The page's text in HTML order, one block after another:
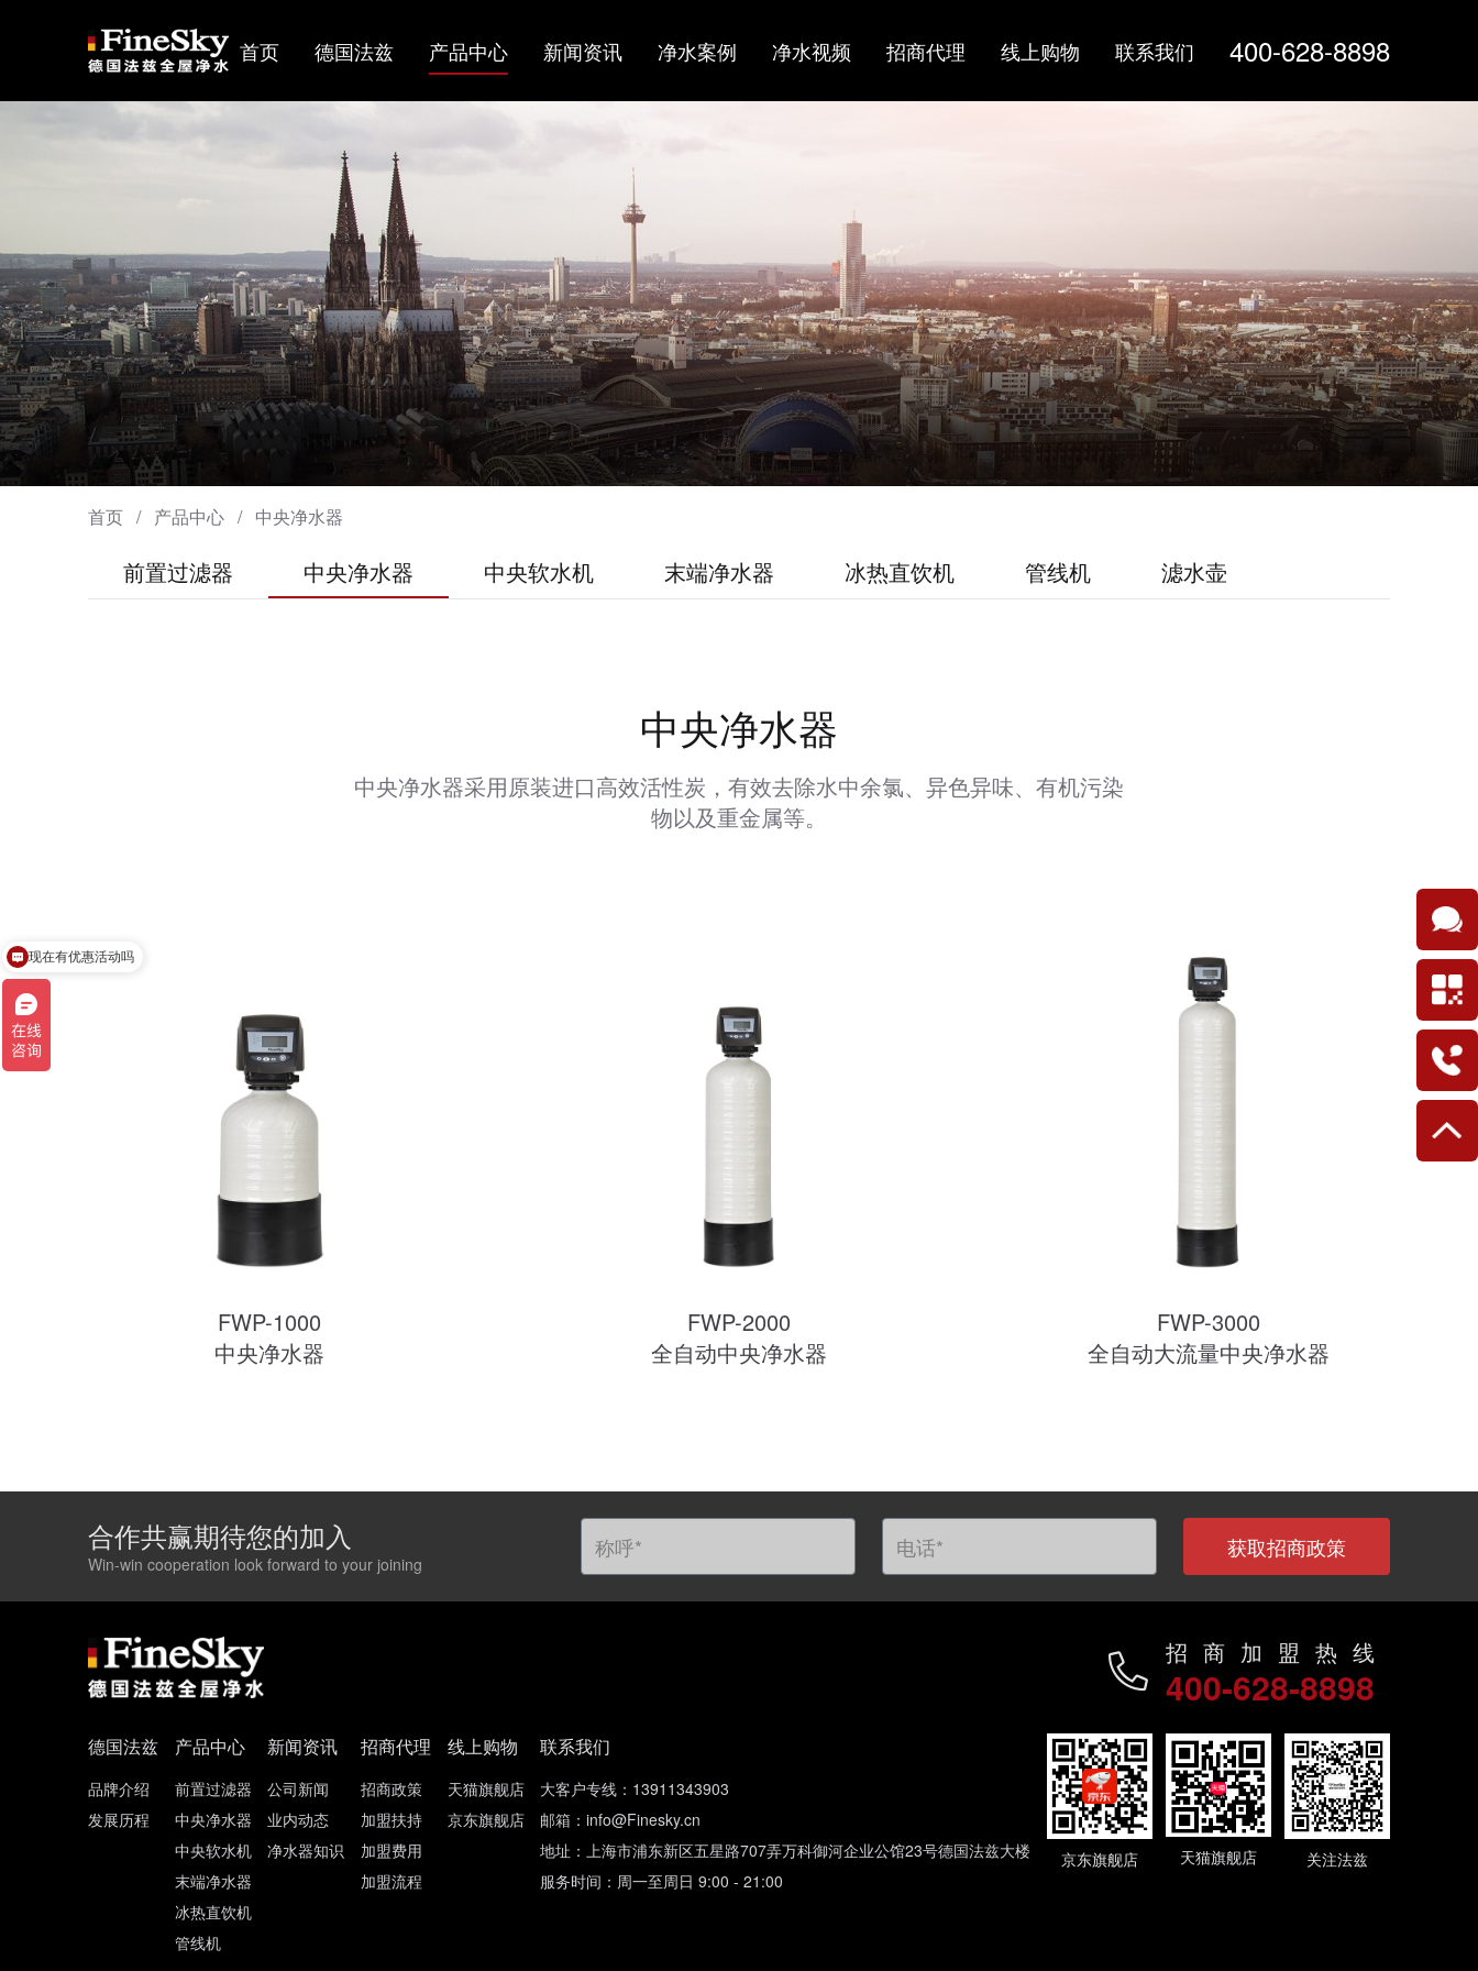
首页 德国法兹 产品中心 新闻资讯 净水案例 净水视频 招商代理 线上购物 联系我们 400-628-8898
首页 / 产品中心 / 中央净水器
前置过滤器 中央净水器 中央软水机 末端净水器 冰热直饮机 管线机 滤水壶
中央净水器
中央净水器采用原装进口高效活性炭，有效去除水中余氯、异色异味、有机污染
物以及重金属等。
FWP-1000
中央净水器
FWP-2000
全自动中央净水器
FWP-3000
全自动大流量中央净水器
合作共赢期待您的加入
Win-win cooperation look forward to your joining
获取招商政策
招商加盟热线
400-628-8898
德国法兹
品牌介绍
发展历程
产品中心
前置过滤器
中央净水器
中央软水机
末端净水器
冰热直饮机
管线机
新闻资讯
公司新闻
业内动态
净水器知识
招商代理
招商政策
加盟扶持
加盟费用
加盟流程
线上购物
天猫旗舰店
京东旗舰店
联系我们
大客户专线：13911343903
邮箱：info@Finesky.cn
地址：上海市浦东新区五星路707弄万科御河企业公馆23号德国法兹大楼
服务时间：周一至周日 9:00 - 21:00
京东旗舰店 天猫旗舰店 关注法兹
现在有优惠活动吗